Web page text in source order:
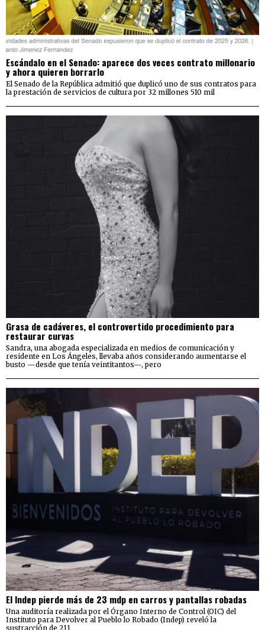
Escándalo en el Senado: aparece dos veces contrato millonario
y ahora quieren borrarlo
El Senado de la República admitió que duplicó uno de sus contratos para
la prestación de servicios de cultura por 32 millones 510 mil
Grasa de cadáveres, el controvertido procedimiento para
restaurar curvas
Sandra, una abogada especializada en medios de comunicación y
residente en Los Ángeles, llevaba años considerando aumentarse el
busto —desde que tenía veintitantos—, pero
El Indep pierde más de 23 mdp en carros y pantallas robadas
Una auditoría realizada por el Órgano Interno de Control (OIC) del
Instituto para Devolver al Pueblo lo Robado (Indep) reveló la
sustracción de 211